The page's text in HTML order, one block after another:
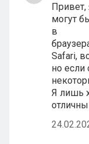
Привет,
могут
в
Safari,
но если
Я лишь